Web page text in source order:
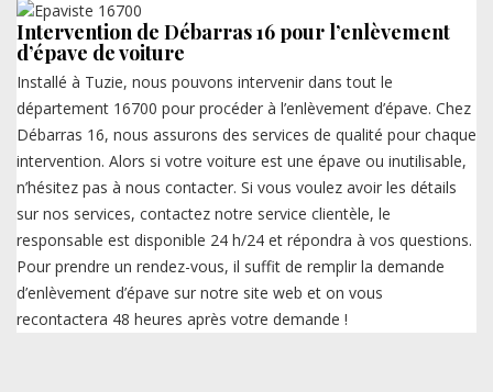
Intervention de Débarras 16 pour l’enlèvement
d’épave de voiture
Installé à Tuzie, nous pouvons intervenir dans tout le
département 16700 pour procéder à l’enlèvement d’épave. Chez
Débarras 16, nous assurons des services de qualité pour chaque
intervention. Alors si votre voiture est une épave ou inutilisable,
n’hésitez pas à nous contacter. Si vous voulez avoir les détails
sur nos services, contactez notre service clientèle, le
responsable est disponible 24 h/24 et répondra à vos questions.
Pour prendre un rendez-vous, il suffit de remplir la demande
d’enlèvement d’épave sur notre site web et on vous
recontactera 48 heures après votre demande !